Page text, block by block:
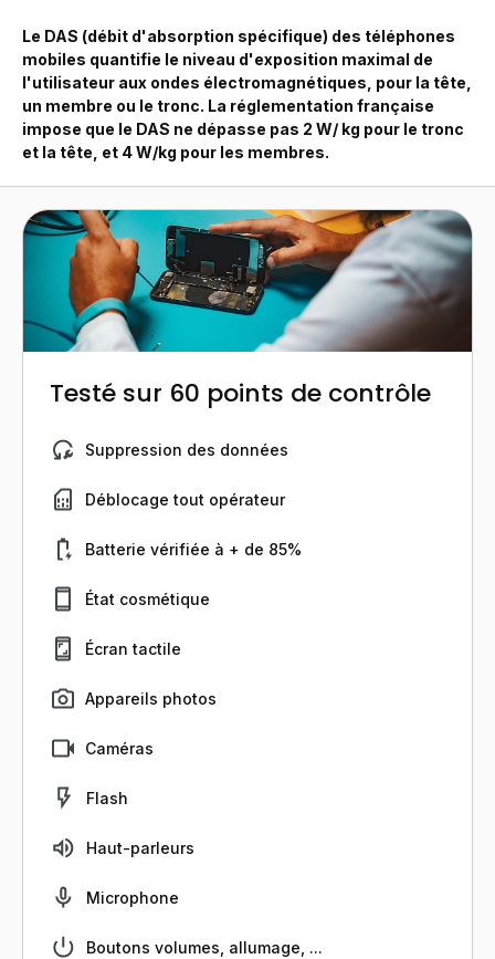
Le DAS (débit d'absorption spécifique) des téléphones
mobiles quantifie le niveau d'exposition maximal de
l'utilisateur aux ondes électromagnétiques, pour la tête,
un membre ou le tronc. La réglementation française
impose que le DAS ne dépasse pas 2 W/ kg pour le tronc
et la tête, et 4 W/kg pour les membres.
Testé sur 60 points de contrôle
Suppression des données
Déblocage tout opérateur
Batterie vérifiée à + de 85%
État cosmétique
Écran tactile
Appareils photos
Caméras
Flash
Haut-parleurs
Microphone
Boutons volumes, allumage, ...